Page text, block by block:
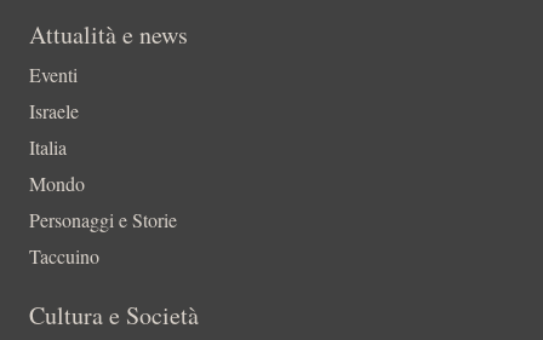
Attualità e news
Eventi
Israele
Italia
Mondo
Personaggi e Storie
Taccuino
Cultura e Società